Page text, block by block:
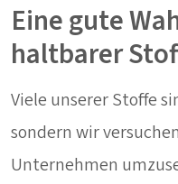
Eine gute
haltbarer
Viele unserer Stoffe
sondern wir
Unternehmen